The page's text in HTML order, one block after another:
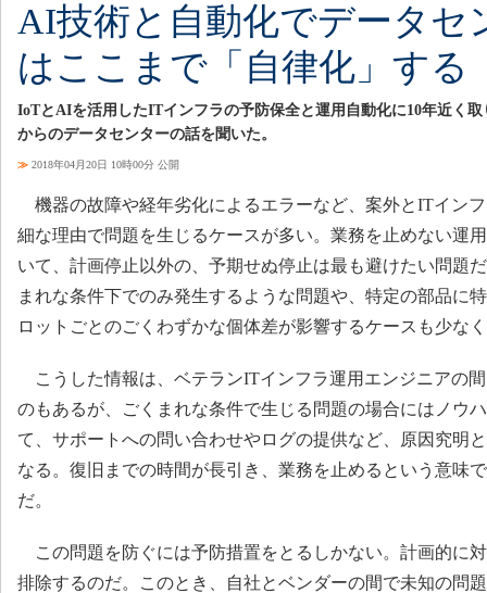
AI技術と自動化でデータセ
はここまで「自律化」する
IoTとAIを活用したITインフラの予防保全と運用自動化に10年近く
からのデータセンターの話を聞いた。
≫ 2018年04月20日 10時00分 公開
機器の故障や経年劣化によるエラーなど、案外とITイン
細な理由で問題を生じるケースが多い。業務を止めない運
いて、計画停止以外の、予期せぬ停止は最も避けたい問題
まれな条件下でのみ発生するような問題や、特定の部品に
ロットごとのごくわずかな個体差が影響するケースも少な
こうした情報は、ベテランITインフラ運用エンジニアの
のもあるが、ごくまれな条件で生じる問題の場合にはノウ
て、サポートへの問い合わせやログの提供など、原因究明
なる。復旧までの時間が長引き、業務を止めるという意味
だ。
この問題を防ぐには予防措置をとるしかない。計画的に
排除するのだ。このとき、自社とベンダーの間で未知の問